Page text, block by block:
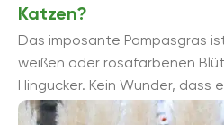
Katzen?
Das imposante Pampasgras
weißen oder rosafarbenen
Hingucker. Kein Wunder, dass
beliebtesten Ziergräsern zählt.